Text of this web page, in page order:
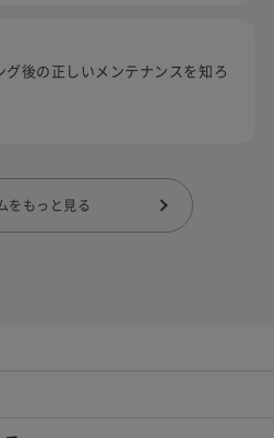
グ後の正しいメンテナンスを知ろ
をもっと見る